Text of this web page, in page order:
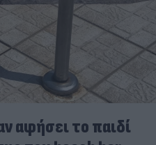
αφήσει το παιδί